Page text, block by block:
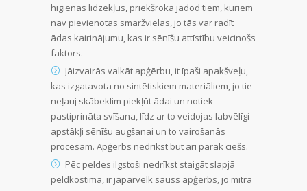
higiēnas līdzekļus, priekšroka jādod tiem, kuriem
nav pievienotas smaržvielas, jo tās var radīt
ādas kairinājumu, kas ir sēnīšu attīstību veicinošs
faktors.
Jāizvairās valkāt apģērbu, it īpaši apakšveļu,
kas izgatavota no sintētiskiem materiāliem, jo tie
neļauj skābeklim piekļūt ādai un notiek
pastiprināta svīšana, līdz ar to veidojas labvēlīgi
apstākļi sēnīšu augšanai un to vairošanās
procesam. Apģērbs nedrīkst būt arī pārāk ciešs.
Pēc peldes ilgstoši nedrīkst staigāt slapjā
peldkostīmā, ir jāpārvelk sauss apģērbs, jo mitra